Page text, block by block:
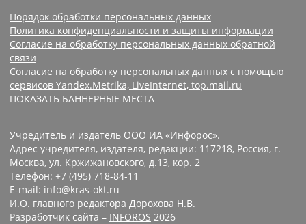
Порядок обработки персональных данных
Политика конфиденциальности и защиты информации
Согласие на обработку персональных данных обратной
связи
Согласие на обработку персональных данных с помощью
сервисов Yandex.Metrika, LiveInternet, top.mail.ru
ПОКАЗАТЬ БАННЕРНЫЕ МЕСТА
Учредитель и издатель ООО ИА «Инфорос».
Адрес учредителя, издателя, редакции: 117218, Россия, г.
Москва, ул. Кржижановского, д.13, кор. 2
Телефон: +7 (495) 718-84-11
E-mail: info@kras-okt.ru
И.О. главного редактора Дорохова Н.В.
Разработчик сайта – INFOROS 2026